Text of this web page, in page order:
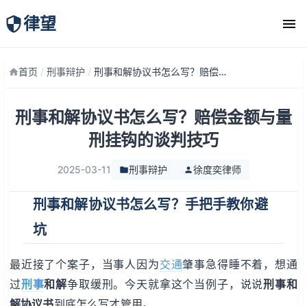
律望
律师团队
首页 / 刑事辩护 / 刑事和解协议书怎么写？赔偿金额与量刑挂钩的谈判技巧
刑事和解协议书怎么写？赔偿金额与量
刑挂钩的谈判技巧
2025-03-11 刑事辩护 徐度奕律师
刑事和解协议书怎么写？手把手教你避
坑
最近接了个案子，当事人因为交通肇事急得睡不着，想通
过刑事和解争取缓刑。今天就拿这个当例子，说说刑事和